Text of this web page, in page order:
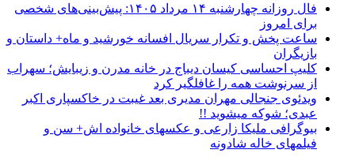
فال روزانه چهارشنبه ۱۴ مرداد ۱۴۰۵: پیش‌بینی‌های شخصی
برای امروز
ساعت پخش و تکرار سریال افسانه خورشید و ماه+ داستان و
بازیگران
کلیپ احساسی کیسان دیباج در خانه مدرن و زیبایش؛ سهراب
از سرنوشت همه را غافلگیر کرد
ویدئوی جنجالی مهران مدیری بعد غیبت در خاکسپاری اکبر
عبدی؛ شوکه میشوید !!
بیوگرافی ملیکا زارعی و عکسهای خانواده اش+ سن و
فیلمهای خاله شادونه